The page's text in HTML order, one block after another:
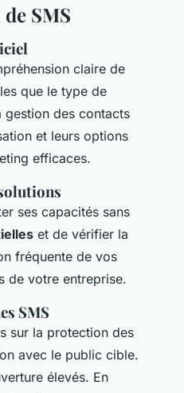
SMS
claire de
que le type de
gestion des contacts
et leurs options
efficaces.
ses capacités sans
et de vérifier la
fréquente de vos
de votre entreprise.
SMS
sur la protection des
avec le public cible.
élevés. En